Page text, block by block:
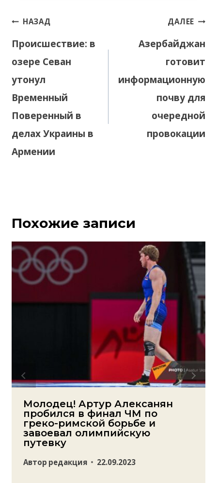
Навигация
записям
НАЗАД
Происшествие: в
озере Севан
утонул
Временный
Поверенный в
делах Украины в
Армении
ДАЛЕЕ
Азербайджан
готовит
информационную
почву для
очередной
провокации
Похожие записи
Молодец! Артур Алексанян
пробился в финал ЧМ по
греко-римской борьбе и
завоевал олимпийскую
путевку
Автор редакция 22.09.2023